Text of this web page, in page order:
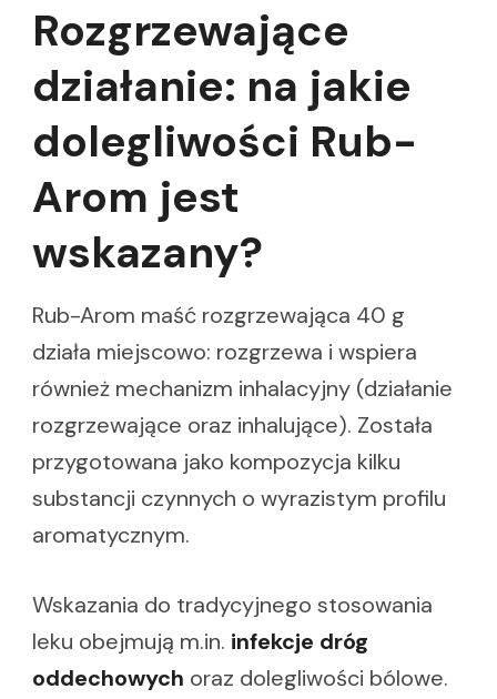
Rozgrzewające
działanie: na jakie
dolegliwości Rub-
Arom jest
wskazany?
Rub-Arom maść rozgrzewająca 40 g
działa miejscowo: rozgrzewa i wspiera
również mechanizm inhalacyjny (działanie
rozgrzewające oraz inhalujące). Została
przygotowana jako kompozycja kilku
substancji czynnych o wyrazistym profilu
aromatycznym.
Wskazania do tradycyjnego stosowania
leku obejmują m.in. infekcje dróg
oddechowych oraz dolegliwości bólowe.